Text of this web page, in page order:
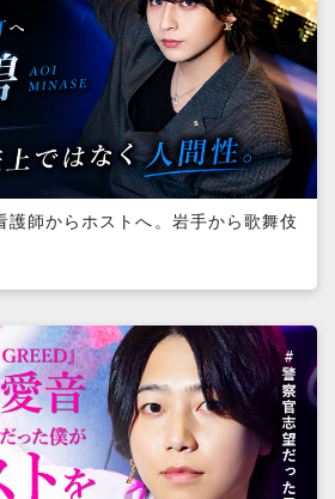
護師からホストへ。岩手から歌舞伎